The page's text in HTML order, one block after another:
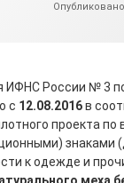
Опубликовано
России № 3
с 12.08.2016в
проекта
знаками
к одежде и